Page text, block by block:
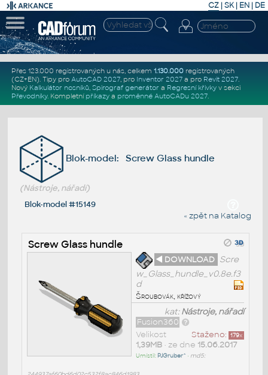
CZ | SK| EN | DE
Přes 123.000 registrovaných u nás, celkem 1.130.000registrovaných
(CZ+EN). Tipy pro AutoCAD 2027, pro Inventor 2027a pro Revit 2027.
Nový Kalkulátor nosníků, Spirograf generátor a Regresní křivkyv sekci
Převodníky. Kompletní příkazya proměnné AutoCADu 2027.
Blok-model: Screw Glass hundle
(Nástroje, nářadí)
Blok-model #15149
« zpět na Katalog
Screw Glass hundle
◄ DOWNLOAD Scre
w_Glass_hundle_v0.8e.f3
d
Šroubovák, křížový
kat:Nástroje, nářadí
Fusion360
Staženo: 179x
Velikost
1,39MB• ze dne 15.06.2017
Umístil: PJGruber^ • md5: